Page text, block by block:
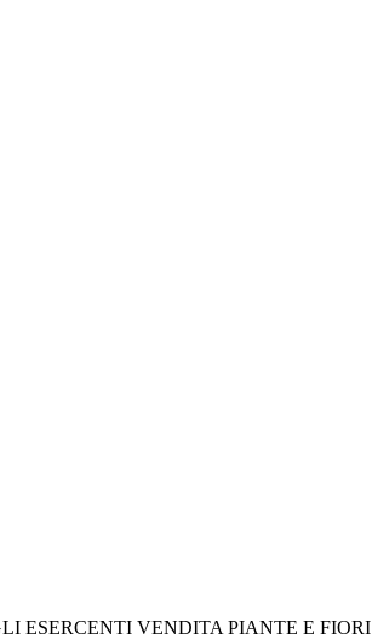
ESERCENTI VENDITA PIANTE E FIORI